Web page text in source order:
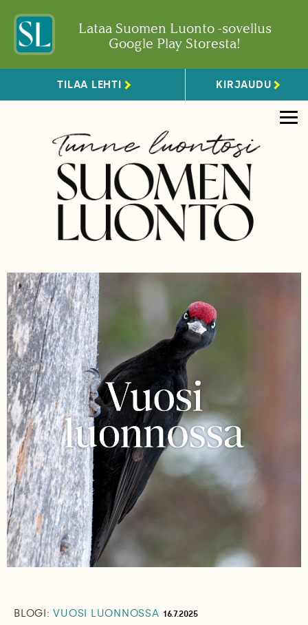
Lataa Suomen Luonto -sovellus
Google Play Storesta!
TILAA LEHTI KIRJAUDU
BLOGI: VUOSI LUONNOSSA 16.7.2025